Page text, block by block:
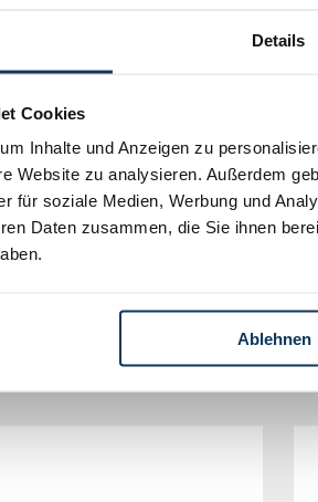
Details
Cookies
Inhalte und Anzeigen zu
Website zu analysieren. Außerdem
für soziale Medien, Werbung und
Daten zusammen, die Sie ihnen
Ablehnen
stattzugeben ist aber den auf
aus der vom OGH